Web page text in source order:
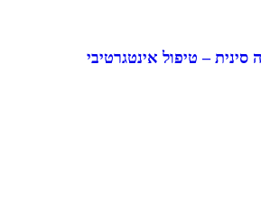
סינית – טיפול אינטגרטיבי